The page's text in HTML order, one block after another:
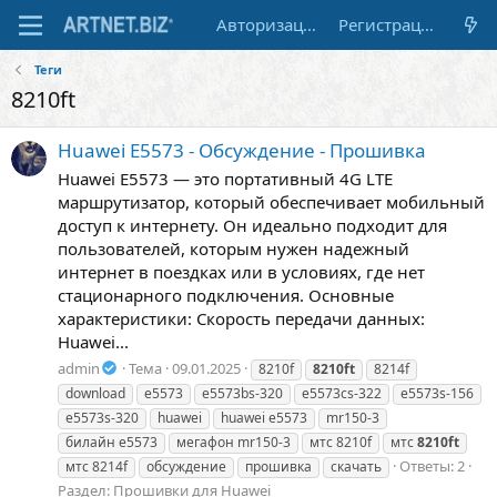
Авторизация Регистрация
Теги
8210ft
Huawei E5573 - Обсуждение - Прошивка
Huawei E5573 — это портативный 4G LTE
маршрутизатор, который обеспечивает мобильный
доступ к интернету. Он идеально подходит для
пользователей, которым нужен надежный
интернет в поездках или в условиях, где нет
стационарного подключения. Основные
характеристики: Скорость передачи данных:
Huawei...
admin Тема 09.01.2025 8210f 8210ft
8214f
download
e5573 e5573bs-320 e5573cs-322
e5573s-156
e5573s-320
huawei huawei e5573
mr150-3
билайн е5573
мегафон mr150-3 мтс 8210f мтс8210ft
мтс 8214f
обсуждение прошивка скачать
Ответы: 2
Раздел: Прошивки для Huawei